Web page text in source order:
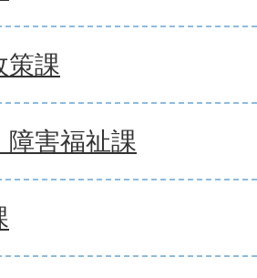
策課
障害福祉課